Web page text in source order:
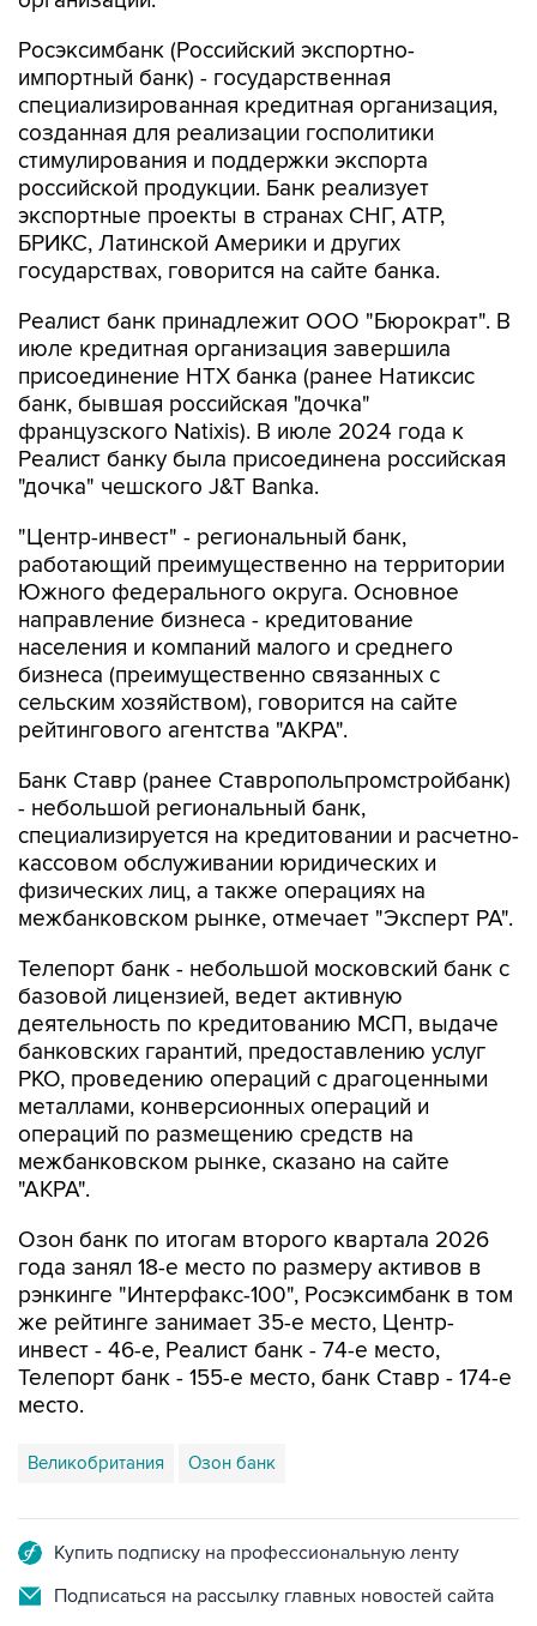
Росэксимбанк (Российский экспортно-
импортный банк) - государственная
специализированная кредитная организация,
созданная для реализации госполитики
стимулирования и поддержки экспорта
российской продукции. Банк реализует
экспортные проекты в странах СНГ, АТР,
БРИКС, Латинской Америки и других
государствах, говорится на сайте банка.
Реалист банк принадлежит ООО "Бюрократ". В
июле кредитная организация завершила
присоединение НТХ банка (ранее Натиксис
банк, бывшая российская "дочка"
французского Natixis). В июле 2024 года к
Реалист банку была присоединена российская
"дочка" чешского J&T Banka.
"Центр-инвест" - региональный банк,
работающий преимущественно на территории
Южного федерального округа. Основное
направление бизнеса - кредитование
населения и компаний малого и среднего
бизнеса (преимущественно связанных с
сельским хозяйством), говорится на сайте
рейтингового агентства "АКРА".
Банк Ставр (ранее Ставропольпромстройбанк)
- небольшой региональный банк,
специализируется на кредитовании и расчетно-
кассовом обслуживании юридических и
физических лиц, а также операциях на
межбанковском рынке, отмечает "Эксперт РА".
Телепорт банк - небольшой московский банк с
базовой лицензией, ведет активную
деятельность по кредитованию МСП, выдаче
банковских гарантий, предоставлению услуг
РКО, проведению операций с драгоценными
металлами, конверсионных операций и
операций по размещению средств на
межбанковском рынке, сказано на сайте
"АКРА".
Озон банк по итогам второго квартала 2026
года занял 18-е место по размеру активов в
рэнкинге "Интерфакс-100", Росэксимбанк в том
же рейтинге занимает 35-е место, Центр-
инвест - 46-е, Реалист банк - 74-е место,
Телепорт банк - 155-е место, банк Ставр - 174-е
место.
Великобритания Озон банк
Купить подписку на профессиональную ленту
Подписаться на рассылку главных новостей сайта